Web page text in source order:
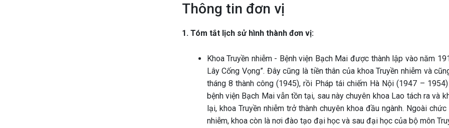
Thông tin đơn vị
1. Tóm tắt lịch sử hình thành đơn vị:
Khoa Truyền nhiễm - Bệnh viện Bạch Mai được thành lập vào năm
Lây Cống Vọng”. Đây cũng là tiền thân của khoa Truyền nhiễm và
tháng 8 thành công (1945), rồi Pháp tái chiếm Hà Nội (1947 –
bệnh viện Bạch Mai vẫn tồn tại, sau này chuyên khoa Lao tách ra và
lại, khoa Truyền nhiễm trở thành chuyên khoa đầu ngành. Ngoài
nhiễm, khoa còn là nơi đào tạo đại học và sau đại học của bộ môn